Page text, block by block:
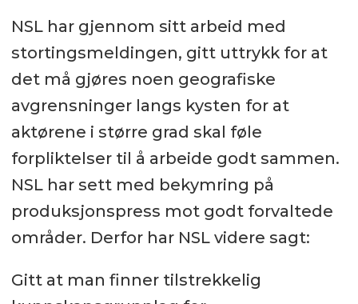
NSL har gjennom sitt arbeid med
stortingsmeldingen, gitt uttrykk for at
det må gjøres noen geografiske
avgrensninger langs kysten for at
aktørene i større grad skal føle
forpliktelser til å arbeide godt sammen.
NSL har sett med bekymring på
produksjonspress mot godt forvaltede
områder. Derfor har NSL videre sagt:
Gitt at man finner tilstrekkelig